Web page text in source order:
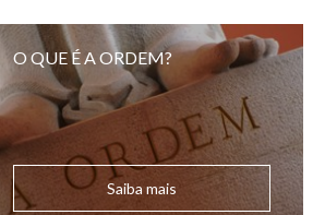
O QUE É A ORDEM?
Saiba mais